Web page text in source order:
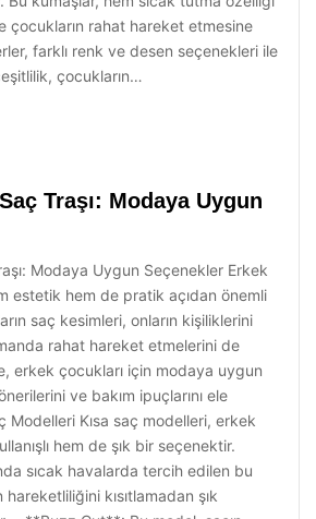
çocukların rahat hareket etmesine
farklı renk ve desen seçenekleri ile
çocukların…
Traşı: Modaya Uygun
Modaya Uygun Seçenekler Erkek
estetik hem de pratik açıdan önemli
saç kesimleri, onların kişiliklerini
rahat hareket etmelerini de
erkek çocukları için modaya uygun
ve bakım ipuçlarını ele
Modelleri Kısa saç modelleri, erkek
hem de şık bir seçenektir.
sıcak havalarda tercih edilen bu
kısıtlamadan şık